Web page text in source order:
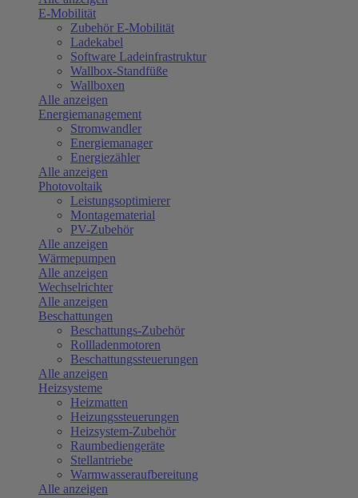
E-Mobilität
Zubehör E-Mobilität
Ladekabel
Software Ladeinfrastruktur
Wallbox-Standfüße
Wallboxen
Alle anzeigen
Energiemanagement
Stromwandler
Energiemanager
Energiezähler
Alle anzeigen
Photovoltaik
Leistungsoptimierer
Montagematerial
PV-Zubehör
Alle anzeigen
Wärmepumpen
Alle anzeigen
Wechselrichter
Alle anzeigen
Beschattungen
Beschattungs-Zubehör
Rollladenmotoren
Beschattungssteuerungen
Alle anzeigen
Heizsysteme
Heizmatten
Heizungssteuerungen
Heizsystem-Zubehör
Raumbediengeräte
Stellantriebe
Warmwasseraufbereitung
Alle anzeigen